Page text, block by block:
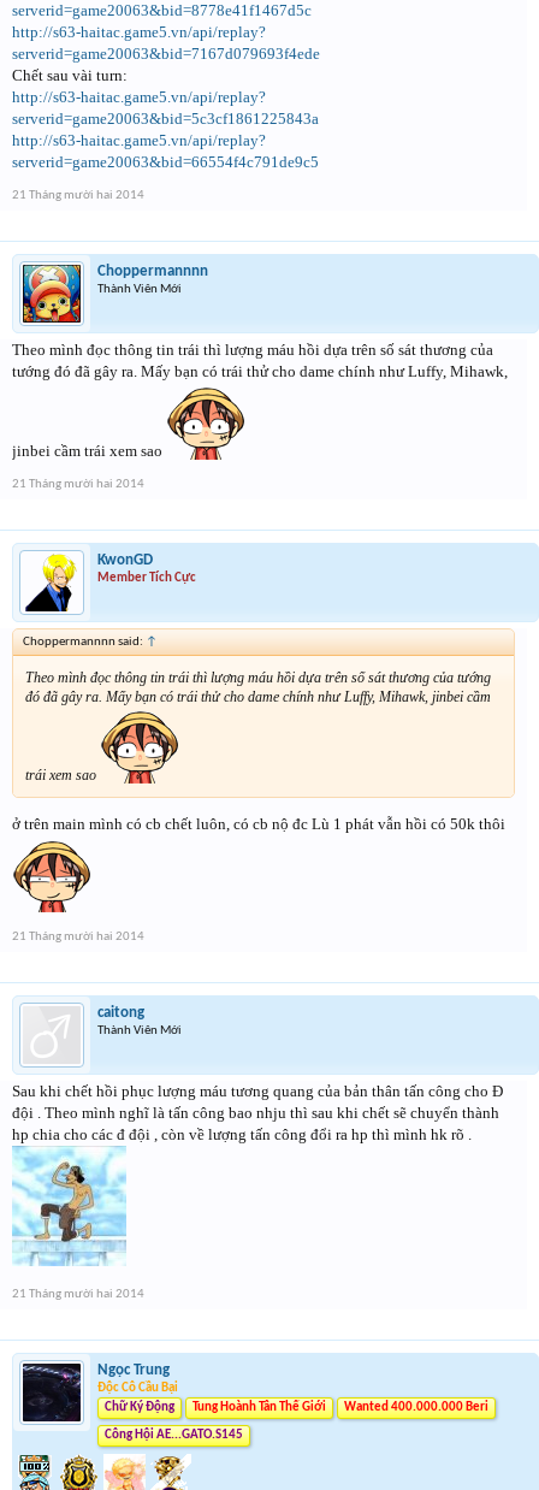
serverid=game20063&bid=8778e41f1467d5c
http://s63-haitac.game5.vn/api/replay?
serverid=game20063&bid=7167d079693f4ede
Chết sau vài turn:
http://s63-haitac.game5.vn/api/replay?
serverid=game20063&bid=5c3cf1861225843a
http://s63-haitac.game5.vn/api/replay?
serverid=game20063&bid=66554f4c791de9c5
21 Tháng mười hai 2014
Choppermannnn
Thành Viên Mới
Theo mình đọc thông tin trái thì lượng máu hồi dựa trên số sát thương của
tướng đó đã gây ra. Mấy bạn có trái thử cho dame chính như Luffy, Mihawk,
jinbei cầm trái xem sao
21 Tháng mười hai 2014
KwonGD
Member Tích Cực
Choppermannnn said: ↑
Theo mình đọc thông tin trái thì lượng máu hồi dựa trên số sát thương của tướng
đó đã gây ra. Mấy bạn có trái thử cho dame chính như Luffy, Mihawk, jinbei cầm
trái xem sao
ở trên main mình có cb chết luôn, có cb nộ đc Lù 1 phát vẫn hồi có 50k thôi
21 Tháng mười hai 2014
caitong
Thành Viên Mới
Sau khi chết hồi phục lượng máu tương quang của bản thân tấn công cho Đ
đội . Theo mình nghĩ là tấn công bao nhju thì sau khi chết sẽ chuyển thành
hp chia cho các đ đội , còn về lượng tấn công đổi ra hp thì mình hk rõ .
21 Tháng mười hai 2014
Ngọc Trung
Độc Cô Cầu Bại
Chữ Ký Động
Tung Hoành Tân Thế Giới Wanted 400.000.000 Beri
Công Hội AE...GATO.S145